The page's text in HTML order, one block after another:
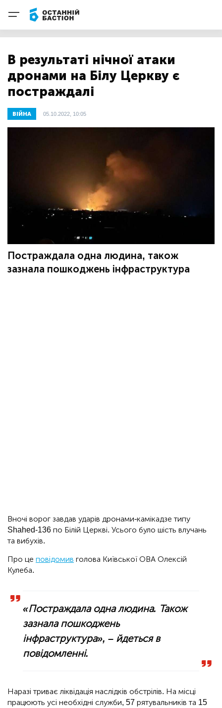
В результаті нічної атаки
дронами на Білу Церкву є
постраждалі
ВІЙНА 05.10.2022, 10:05
Постраждала одна людина, також
зазнала пошкоджень інфраструктура
Вночі ворог завдав ударів дронами-камікадзе типу
Shahed-136 по Білій Церкві. Усього було шість влучань
та вибухів.
Про це повідомив голова Київської ОВА Олексій
Кулеба.
«Постраждала одна людина. Також
зазнала пошкоджень
інфраструктура», – йдеться в
повідомленні.
Наразі триває ліквідація наслідків обстрілів. На місці
працюють усі необхідні служби, 57 рятувальників та 15